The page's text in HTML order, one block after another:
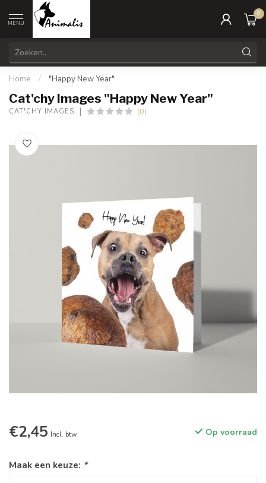
MENU
0
Home / "Happy New Year"
Cat'chy Images "Happy New Year"
CAT'CHY IMAGES (0)
€2,45 Incl. btw Op voorraad
Maak een keuze: *